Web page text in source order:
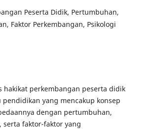
Peserta Didik, Pertumbuhan,
Faktor Perkembangan, Psikologi
hakikat perkembangan peserta didik
yang mencakup konsep
dengan pertumbuhan,
faktor-faktor yang